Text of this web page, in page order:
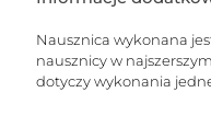
Nausznica wykonana
nausznicy w
dotyczy wykonania